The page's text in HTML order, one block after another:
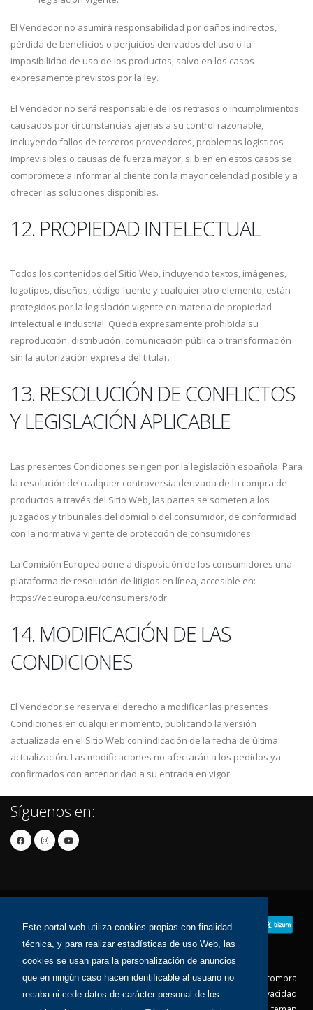
Este portal web utiliza cookies propias con finalidad
técnica, y para realizar estadísticas de uso Web, las
cookies se usan para la personalización de anuncios
que en ningún caso hacen identificable al usuario no
recaba ni cede datos de carácter personal de los
El Vendedor no asumirá responsabilidad por daños indirectos,
pérdida de beneficios o perjuicios derivados del uso o la
imposibilidad de uso de los productos, salvo en los casos
expresamente previstos por la ley.
El Vendedor no será responsable de los retrasos o incumplimientos
causados por circunstancias ajenas a su control razonable,
incluyendo fallos de terceros proveedores, problemas logísticos
imprevisibles o causas de fuerza mayor, si bien en estos casos se
compromete a informar al cliente con la mayor celeridad posible y a
ofrecer las soluciones disponibles.
12. PROPIEDAD INTELECTUAL
Todos los contenidos del Sitio Web, incluyendo textos, imágenes,
logotipos, diseños, código fuente y cualquier otro elemento, están
protegidos por la legislación vigente en materia de propiedad
intelectual e industrial. Queda expresamente prohibida su
reproducción, distribución, comunicación pública o transformación
sin la autorización expresa del titular.
13. RESOLUCIÓN DE CONFLICTOS
Y LEGISLACIÓN APLICABLE
Las presentes Condiciones se rigen por la legislación española. Para
la resolución de cualquier controversia derivada de la compra de
productos a través del Sitio Web, las partes se someten a los
juzgados y tribunales del domicilio del consumidor, de conformidad
con la normativa vigente de protección de consumidores.
La Comisión Europea pone a disposición de los consumidores una
plataforma de resolución de litigios en línea, accesible en:
https://ec.europa.eu/consumers/odr
14. MODIFICACIÓN DE LAS
CONDICIONES
El Vendedor se reserva el derecho a modificar las presentes
Condiciones en cualquier momento, publicando la versión
actualizada en el Sitio Web con indicación de la fecha de última
actualización. Las modificaciones no afectarán a los pedidos ya
confirmados con anterioridad a su entrada en vigor.
Síguenos en:
Contacto Aviso Legal
Condiciones de compra
Política de envíos
Política de devolución
Política de Privacidad